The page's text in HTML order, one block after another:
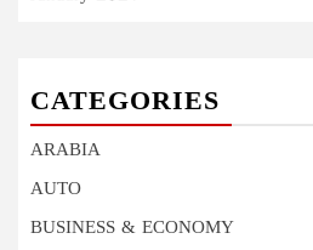
CATEGORIES
ARABIA
AUTO
BUSINESS & ECONOMY